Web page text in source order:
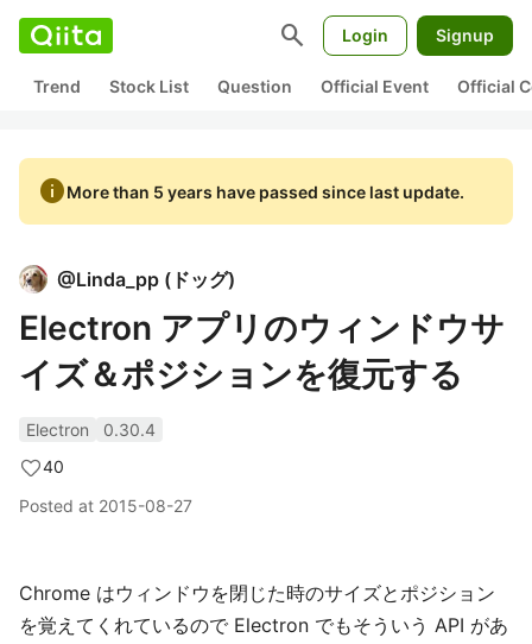
search Login Signup
Trend Stock List Question Official Event Official
infoMore than 5 years have passed since last update.
@Linda_pp ( ドッグ)
Electron アプリのウィンドウサ
イズ＆ポジションを復元する
Electron
0.30.4
40
Posted at 2015-08-27
Chrome はウィンドウを閉じた時のサイズとポジション
を覚えてくれているので Electron でもそういう API があ